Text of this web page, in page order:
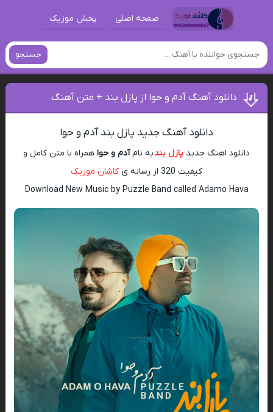
صفحه اصلی پخش موزیک
جستجو
دانلود آهنگ آدم و حوا از پازل بند + متن آهنگ
دانلود آهنگ جدید پازل بند آدم و حوا
دانلود اهنگ جدید پازل بندبه نامآدم و حوا همراه با متن کامل و
کیفیت 320 از رسانه ی
کاشان موزیک
Download New Music by Puzzle Band called Adamo Hava